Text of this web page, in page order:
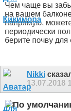
Чем чаще вы
на вашем балконе
напрямую,
периодически
берите почву для
Nikki
13.07.2018